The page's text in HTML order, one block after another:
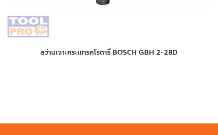
สว่านเจาะกระแทรกโรตารี่ BOSCH GBH 2-28D